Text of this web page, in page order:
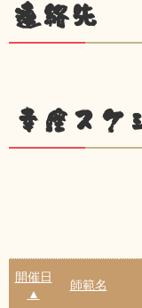
連絡先
幸座スケ
開催日
▲
師範名